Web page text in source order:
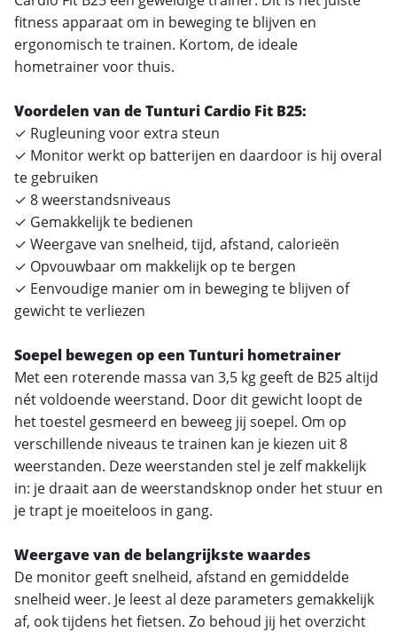
fitness apparaat om in beweging te blijven en
ergonomisch te trainen. Kortom, de ideale
hometrainer voor thuis.
Voordelen van de Tunturi Cardio Fit B25:
✓ Rugleuning voor extra steun
✓ Monitor werkt op batterijen en daardoor is hij overal
te gebruiken
✓ 8 weerstandsniveaus
✓ Gemakkelijk te bedienen
✓ Weergave van snelheid, tijd, afstand, calorieën
✓ Opvouwbaar om makkelijk op te bergen
✓ Eenvoudige manier om in beweging te blijven of
gewicht te verliezen
Soepel bewegen op een Tunturi hometrainer
Met een roterende massa van 3,5 kg geeft de B25 altijd
nét voldoende weerstand. Door dit gewicht loopt de
het toestel gesmeerd en beweeg jij soepel. Om op
verschillende niveaus te trainen kan je kiezen uit 8
weerstanden. Deze weerstanden stel je zelf makkelijk
in: je draait aan de weerstandsknop onder het stuur en
je trapt je moeiteloos in gang.
Weergave van de belangrijkste waardes
De monitor geeft snelheid, afstand en gemiddelde
snelheid weer. Je leest al deze parameters gemakkelijk
af, ook tijdens het fietsen. Zo behoud jij het overzicht